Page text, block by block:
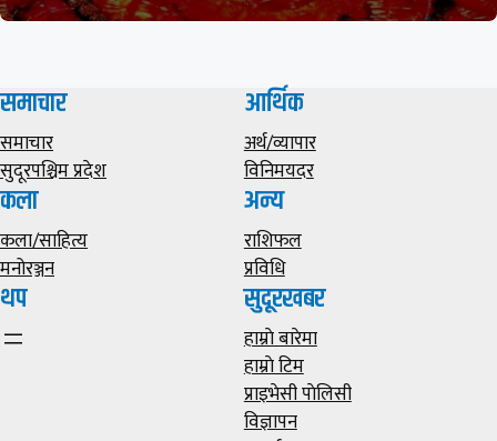
समाचार
समाचार
सुदूरपश्चिम प्रदेश
आर्थिक
अर्थ/व्यापार
विनिमयदर
कला
कला/साहित्य
मनोरञ्जन
अन्य
राशिफल
प्रविधि
थप सुदूरखबर
हाम्राे बारेमा
हाम्राे टिम
प्राइभेसी पाेलिसी
विज्ञापन